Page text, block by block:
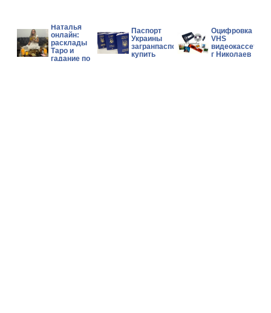
Наталья
онлайн:
расклады
Таро и
гадание по
Паспорт
Украины
загранпаспорт
купить
Оцифровка
VHS
видеокассет
г Николаев